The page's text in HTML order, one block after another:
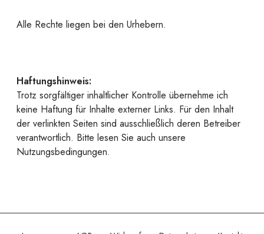
Alle Rechte liegen bei den Urhebern.
Haftungshinweis:
Trotz sorgfältiger inhaltlicher Kontrolle übernehme ich
keine Haftung für Inhalte externer Links. Für den Inhalt
der verlinkten Seiten sind ausschließlich deren Betreiber
verantwortlich. Bitte lesen Sie auch unsere
Nutzungsbedingungen.